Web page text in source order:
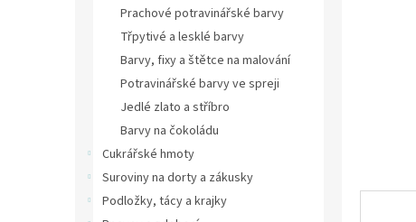
Prachové potravinářské barvy
Třpytivé a lesklé barvy
Barvy, fixy a štětce na malování
Potravinářské barvy ve spreji
Jedlé zlato a stříbro
Barvy na čokoládu
Cukrářské hmoty
Suroviny na dorty a zákusky
Podložky, tácy a krajky